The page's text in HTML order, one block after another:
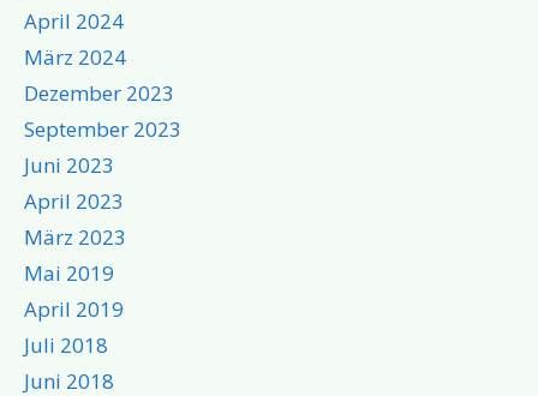
April 2024
März 2024
Dezember 2023
September 2023
Juni 2023
April 2023
März 2023
Mai 2019
April 2019
Juli 2018
Juni 2018